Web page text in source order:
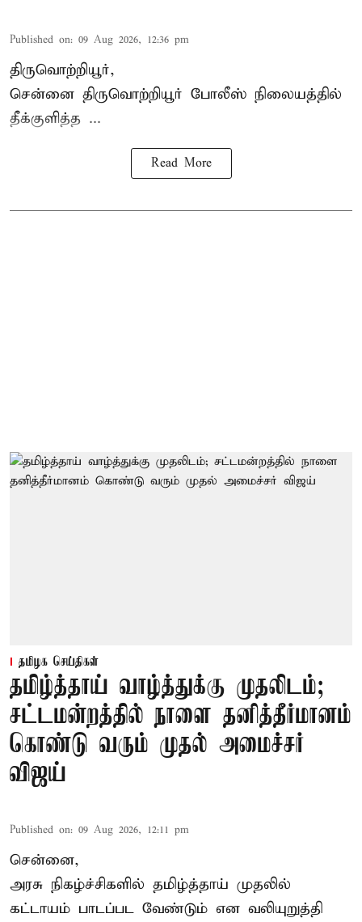
Published on: 09 Aug 2026, 12:36 pm
திருவொற்றியூர்,
சென்னை திருவொற்றியூர் போலீஸ் நிலையத்தில்
தீக்குளித்த ...
Read More
தமிழக செய்திகள்
தமிழ்த்தாய் வாழ்த்துக்கு முதலிடம்;
சட்டமன்றத்தில் நாளை தனித்தீர்மானம்
கொண்டு வரும் முதல் அமைச்சர்
விஜய்
Published on: 09 Aug 2026, 12:11 pm
சென்னை,
அரசு நிகழ்ச்சிகளில் தமிழ்த்தாய் முதலில்
கட்டாயம் பாடப்பட வேண்டும் என வலியுறுத்தி